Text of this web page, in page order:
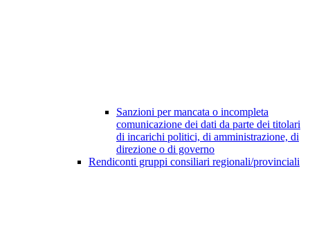
Sanzioni per mancata o incompleta
comunicazione dei dati da parte dei titolari
di incarichi politici, di amministrazione, di
direzione o di governo
Rendiconti gruppi consiliari regionali/provinciali